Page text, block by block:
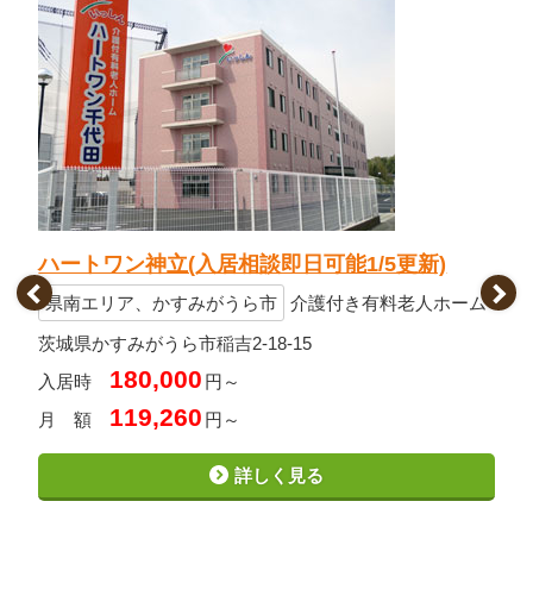
ハートワン神立(入居相談即日可能1/5更新)
県南エリア、かすみがうら市
介護付き有料老人ホーム
茨城県かすみがうら市稲吉2-18-15
入居時
180,000 円～
月 額
119,260 円～
詳しく見る